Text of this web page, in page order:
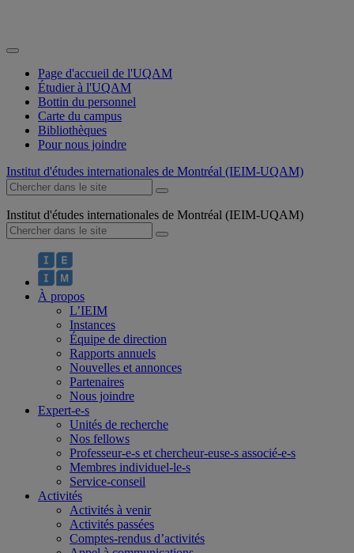
Page d'accueil de l'UQAM
Étudier à l'UQAM
Bottin du personnel
Carte du campus
Bibliothèques
Pour nous joindre
Institut d'études internationales de Montréal (IEIM-UQAM)
Institut d'études internationales de Montréal (IEIM-UQAM)
À propos
L’IEIM
Instances
Équipe de direction
Rapports annuels
Nouvelles et annonces
Partenaires
Nous joindre
Expert-e-s
Unités de recherche
Nos fellows
Professeur-e-s et chercheur-euse-s associé-e-s
Membres individuel-le-s
Service-conseil
Activités
Activités à venir
Activités passées
Comptes-rendus d’activités